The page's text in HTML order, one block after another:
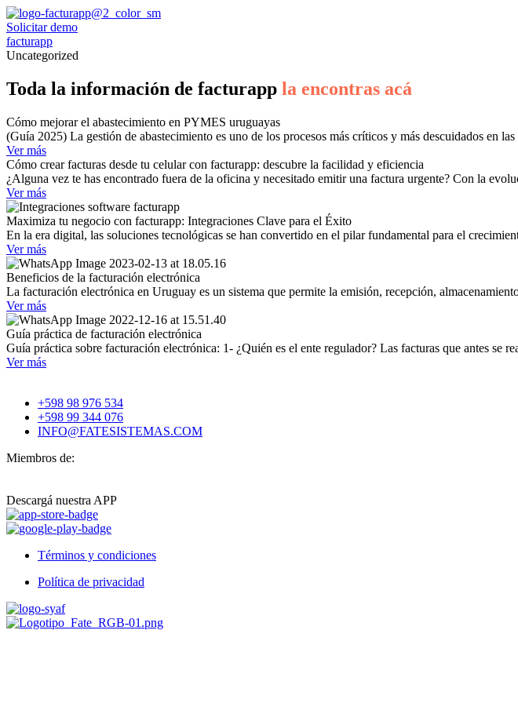
Solicitar demo
facturapp
Uncategorized
Toda la información de facturapp la encontras acá
Cómo mejorar el abastecimiento en PYMES uruguayas
(Guía 2025) La gestión de abastecimiento es uno de los procesos más críticos y más descuidados en las
Ver más
Cómo crear facturas desde tu celular con facturapp: descubre la facilidad y eficiencia
¿Alguna vez te has encontrado fuera de la oficina y necesitado emitir una factura urgente? Con la
Ver más
Maximiza tu negocio con facturapp: Integraciones Clave para el Éxito
En la era digital, las soluciones tecnológicas se han convertido en el pilar fundamental para el
Ver más
Beneficios de la facturación electrónica
La facturación electrónica en Uruguay es un sistema que permite la emisión, recepción,
Ver más
Guía práctica de facturación electrónica
Guía práctica sobre facturación electrónica: 1- ¿Quién es el ente regulador? Las facturas que antes se
Ver más
+598 98 976 534
+598 99 344 076
INFO@FATESISTEMAS.COM
Miembros de:
Descargá nuestra APP
Términos y condiciones
Política de privacidad